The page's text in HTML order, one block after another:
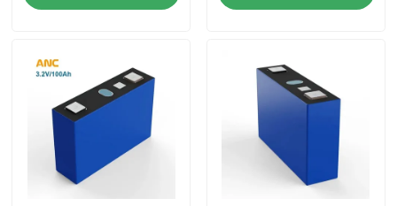
뉴스
모든 케이스